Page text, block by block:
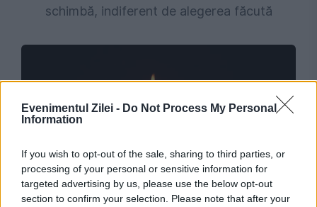
Evenimentul Zilei - Do Not Process My Personal
Information
If you wish to opt-out of the sale, sharing to third parties, or
processing of your personal or sensitive information for
targeted advertising by us, please use the below opt-out
section to confirm your selection. Please note that after your
schimbă, indiferent de alegerea făcută
SOCIAL